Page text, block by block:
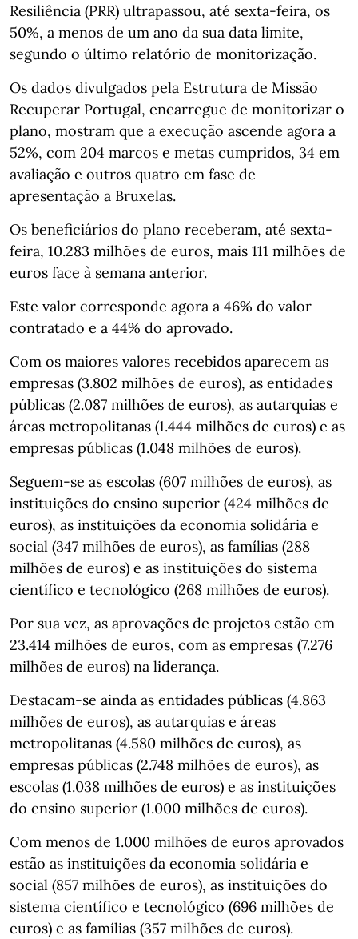
Resiliência (PRR) ultrapassou, até sexta-feira, os
50%, a menos de um ano da sua data limite,
segundo o último relatório de monitorização.
Os dados divulgados pela Estrutura de Missão
Recuperar Portugal, encarregue de monitorizar o
plano, mostram que a execução ascende agora a
52%, com 204 marcos e metas cumpridos, 34 em
avaliação e outros quatro em fase de
apresentação a Bruxelas.
Os beneficiários do plano receberam, até sexta-
feira, 10.283 milhões de euros, mais 111 milhões de
euros face à semana anterior.
Este valor corresponde agora a 46% do valor
contratado e a 44% do aprovado.
Com os maiores valores recebidos aparecem as
empresas (3.802 milhões de euros), as entidades
públicas (2.087 milhões de euros), as autarquias e
áreas metropolitanas (1.444 milhões de euros) e as
empresas públicas (1.048 milhões de euros).
Seguem-se as escolas (607 milhões de euros), as
instituições do ensino superior (424 milhões de
euros), as instituições da economia solidária e
social (347 milhões de euros), as famílias (288
milhões de euros) e as instituições do sistema
científico e tecnológico (268 milhões de euros).
Por sua vez, as aprovações de projetos estão em
23.414 milhões de euros, com as empresas (7.276
milhões de euros) na liderança.
Destacam-se ainda as entidades públicas (4.863
milhões de euros), as autarquias e áreas
metropolitanas (4.580 milhões de euros), as
empresas públicas (2.748 milhões de euros), as
escolas (1.038 milhões de euros) e as instituições
do ensino superior (1.000 milhões de euros).
Com menos de 1.000 milhões de euros aprovados
estão as instituições da economia solidária e
social (857 milhões de euros), as instituições do
sistema científico e tecnológico (696 milhões de
euros) e as famílias (357 milhões de euros).